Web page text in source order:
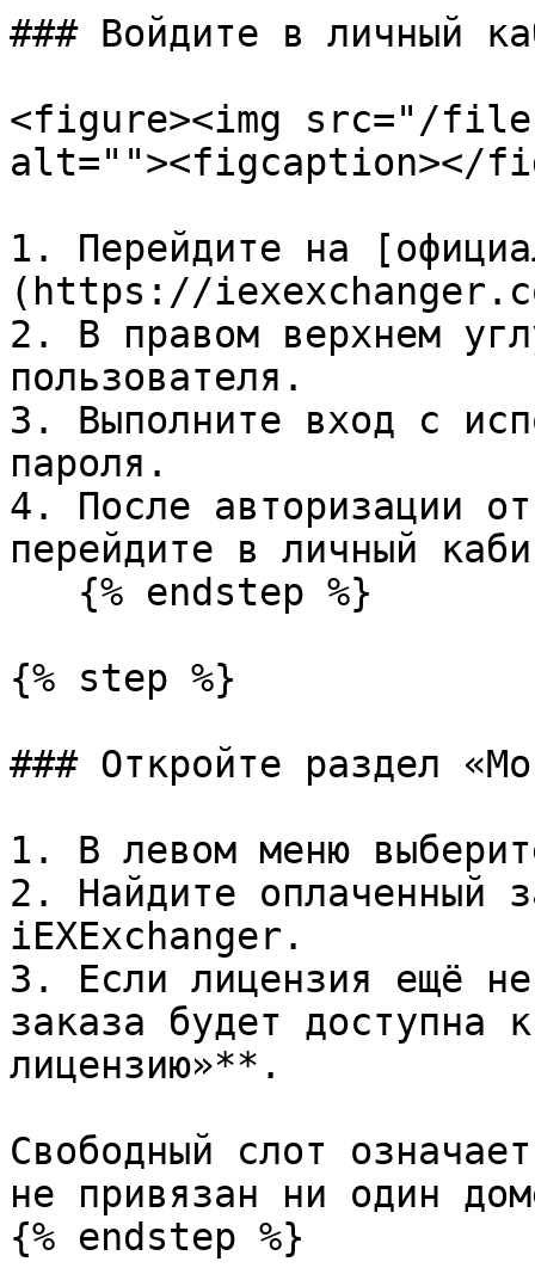
### Войдите в личный
<figure><img src="/files/
alt=""><figcaption></
1. Перейдите на
(https://
2. В правом верхнем
пользователя.
3. Выполните вход с
пароля.
4. После авторизации
перейдите в личный
{% step %}
### Откройте раздел
1. В левом меню
2. Найдите оплаченный
iEXExchanger.
3. Если лицензия ещё
заказа будет доступна
лицензию»**.
Свободный слот
не привязан ни один
{% endstep %}